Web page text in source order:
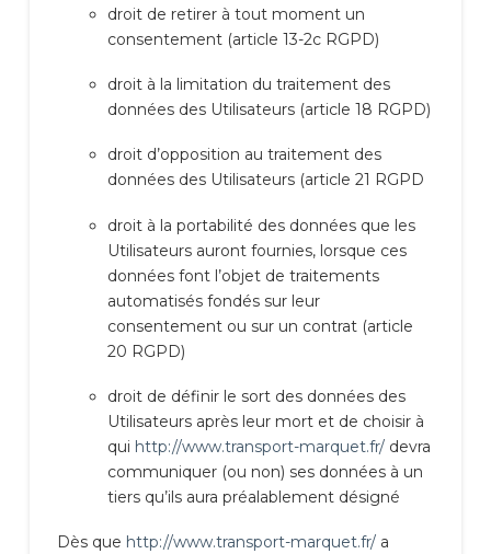
droit de retirer à tout moment un
consentement (article 13-2c RGPD)
droit à la limitation du traitement des
données des Utilisateurs (article 18 RGPD)
droit d’opposition au traitement des
données des Utilisateurs (article 21 RGPD
droit à la portabilité des données que les
Utilisateurs auront fournies, lorsque ces
données font l’objet de traitements
automatisés fondés sur leur
consentement ou sur un contrat (article
20 RGPD)
droit de définir le sort des données des
Utilisateurs après leur mort et de choisir à
qui http://www.transport-marquet.fr/ devra
communiquer (ou non) ses données à un
tiers qu’ils aura préalablement désigné
Dès que http://www.transport-marquet.fr/a